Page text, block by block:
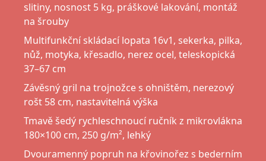
slitiny, nosnost 5 kg, práškové lakování, montáž
na šrouby
Multifunkční skládací lopata 16v1, sekerka, pilka,
nůž, motyka, křesadlo, nerez ocel, teleskopická
37–67 cm
Závěsný gril na trojnožce s ohništěm, nerezový
rošt 58 cm, nastavitelná výška
Tmavě šedý rychleschnoucí ručník z mikrovlákna
180×100 cm, 250 g/m², lehký
Dvouramenný popruh na křovinořez s bederním